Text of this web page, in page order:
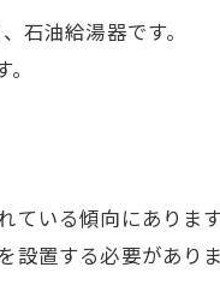
石油給湯器です。
いる傾向にあります
置する必要がありま